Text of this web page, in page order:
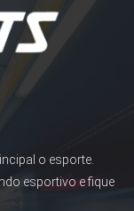
o esporte.
esportivo e fique